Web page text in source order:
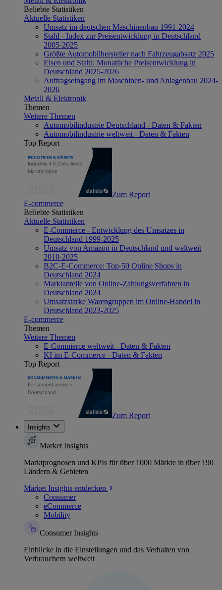
Beliebte Statistiken
Aktuelle Statistiken
Umsatz im deutschen Maschinenbau 1991-2024
Stahl - Index zur Preisentwicklung in Deutschland
2005-2025
Größte Automobilhersteller nach Fahrzeugabsatz 2025
Eisen und Stahl: Monatliche Preisentwicklung in
Deutschland 2025-2026
Auftragseingang im Maschinen- und Anlagenbau 2024-
2026
Metall & Elektronik
Themen
Weitere Themen
Automobilindustrie Deutschland - Daten & Fakten
Automobilindustrie weltweit - Daten & Fakten
Top Report
Zum Report
E-commerce
Beliebte Statistiken
Aktuelle Statistiken
E-Commerce - Entwicklung des Umsatzes in
Deutschland 1999-2025
Umsatz von Amazon in Deutschland und weltweit
2010-2025
B2C-E-Commerce: Top-50 Online Shops in
Deutschland 2024
Marktanteile von Online-Zahlungsverfahren in
Deutschland 2024
Umsatzstarke Warengruppen im Online-Handel in
Deutschland 2023-2025
E-commerce
Themen
Weitere Themen
E-Commerce weltweit - Daten & Fakten
KI im E-Commerce - Daten & Fakten
Top Report
Zum Report
Insights
Market Insights
Marktprognosen und KPIs für über 1000 Märkte in über 190
Ländern & Gebieten
Market Insights entdecken
Consumer
eCommerce
Mobility
Consumer Insights
Einblicke in die Einstellungen und das Verhalten von
Verbrauchern weltweit